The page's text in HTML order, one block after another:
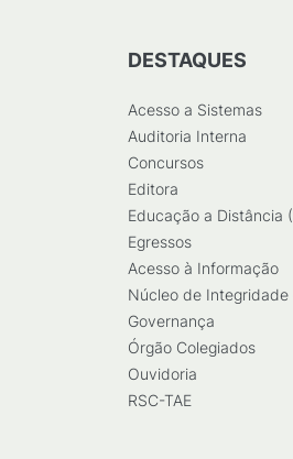
DESTAQUES
Acesso a Sistemas
Auditoria Interna
Concursos
Editora
Educação a Distância
Egressos
Acesso à Informação
Núcleo de Integridade
Governança
Órgão Colegiados
Ouvidoria
RSC-TAE